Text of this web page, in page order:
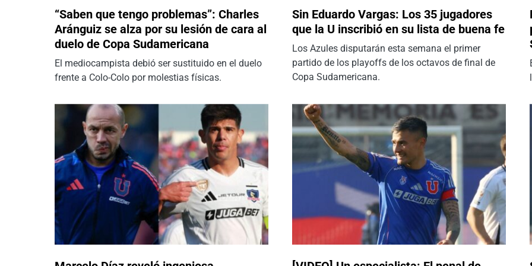
“Saben que tengo problemas”: Charles
Aránguiz se alza por su lesión de cara al
duelo de Copa Sudamericana
El mediocampista debió ser sustituido en el duelo
frente a Colo-Colo por molestias físicas.
Sin Eduardo Vargas: Los 35 jugadores
que la U inscribió en su lista de buena fe
Los Azules disputarán esta semana el primer
partido de los playoffs de los octavos de final de
Copa Sudamericana.